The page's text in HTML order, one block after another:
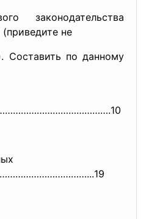
законодательства
не
Составить по данному
10
19